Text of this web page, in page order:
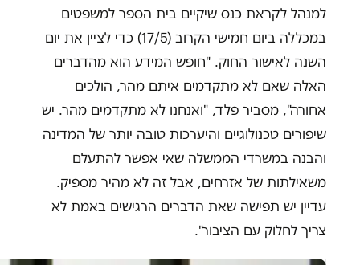
למנהל לקראת כנס שיקיים בית הספר למשפטים
במכללה ביום חמישי הקרוב (17/5) כדי לציין את יום
השנה לאישור החוק. "חופש המידע הוא מהדברים
האלה שאם לא מתקדמים איתם מהר, הולכים
אחורה", מסביר פלד, "ואנחנו לא מתקדמים מהר. יש
שיפורים טכנולוגיים והיערכות טובה יותר של המדינה
והבנה במשרדי הממשלה שאי אפשר להתעלם
משאילתות של אזרחים, אבל זה לא מהיר מספיק.
עדיין יש תפישה שאת הדברים הרגישים באמת לא
צריך לחלוק עם הציבור".